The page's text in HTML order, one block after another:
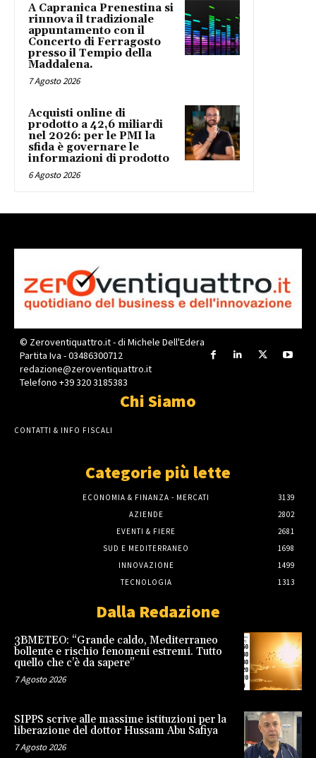
A Capranica Prenestina si
rinnova il tradizionale
appuntamento con il
Concerto di Ferragosto
presso il Tempio della
Maddalena.
7 Agosto 2026
Acquisti online di
prodotto a 42,6 miliardi
nel 2026: per le PMI la
sfida è governare le
informazioni di prodotto
6 Agosto 2026
© Zeroventiquattro.it - di Michele Dell'Edera
Partita Iva - 03486300712
redazione@zeroventiquattro.it
Telefono +39 320 3185383
Chi Siamo
CONTATTI & INFO FISCALI
Categorie più lette
ECONOMIA & FINANZA - MERCATI
3139
AZIENDE
2802
EVENTI & FIERE
2681
SUD E MEDITERRANEO
1698
INNOVAZIONE
1499
TECNOLOGIA
1313
Dalla Redazione
3BMETEO: “Grande caldo, Mediterraneo
bollente e rischio fenomeni estremi. Tutto
quello che c’è da sapere”
7 Agosto 2026
SIPPS scrive alle massime istituzioni per la
liberazione del dottor Hussam Abu Safiya
7 Agosto 2026